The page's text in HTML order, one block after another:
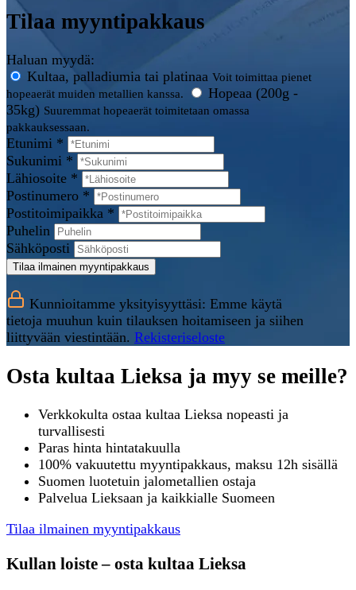
Tilaa myyntipakkaus
Haluan myydä:
Kultaa, palladiumia tai platinaa Voit toimittaa pienet
hopeaerät muiden metallien kanssa.
Hopeaa (200g -
35kg) Suuremmat hopeaerät toimitetaan omassa
pakkauksessaan.
Etunimi *
Sukunimi *
Lähiosoite *
Postinumero *
Postitoimipaikka *
Puhelin
Sähköposti
Tilaa ilmainen myyntipakkaus
Kunnioitamme yksityisyyttäsi: Emme käytä
tietoja muuhun kuin tilauksen hoitamiseen ja siihen
liittyvään viestintään. Rekisteriseloste
Osta kultaa Lieksa ja myy se meille?
Verkkokulta ostaa kultaa Lieksa nopeasti ja
turvallisesti
Paras hinta hintatakuulla
100% vakuutettu myyntipakkaus, maksu 12h sisällä
Suomen luotetuin jalometallien ostaja
Palvelua Lieksaan ja kaikkialle Suomeen
Tilaa ilmainen myyntipakkaus
Kullan loiste – osta kultaa Lieksa